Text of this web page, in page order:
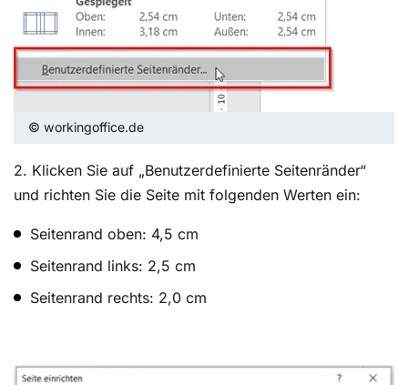
© workingoffice.de
2. Klicken Sie auf „Benutzerdefinierte Seitenränder“
und richten Sie die Seite mit folgenden Werten ein:
Seitenrand oben: 4,5 cm
Seitenrand links: 2,5 cm
Seitenrand rechts: 2,0 cm